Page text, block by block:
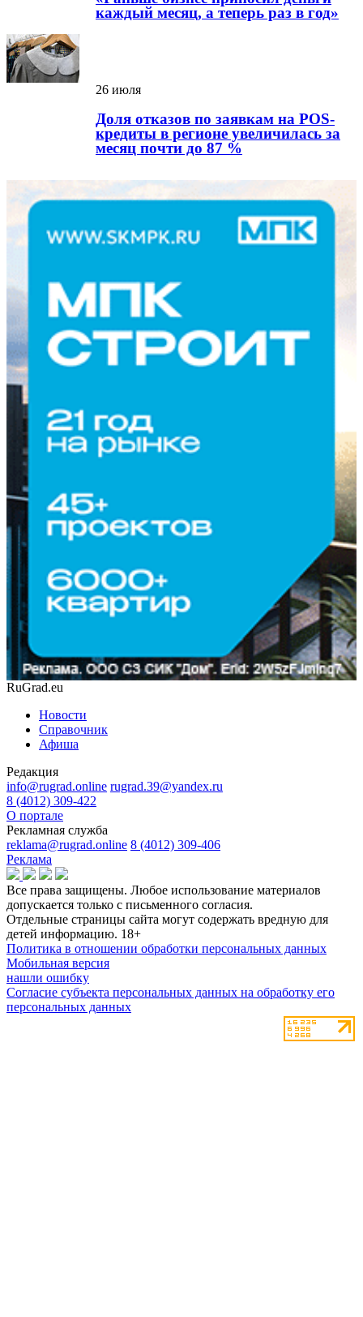
каждый месяц, а теперь раз в год»
26 июля
Доля отказов по заявкам на POS-
кредиты в регионе увеличилась за
месяц почти до 87 %
RuGrad.eu
Новости
Справочник
Афиша
Редакция
info@rugrad.online rugrad.39@yandex.ru
8 (4012) 309-422
О портале
Рекламная служба
reklama@rugrad.online 8 (4012) 309-406
Реклама
Все права защищены. Любое использование материалов
допускается только с письменного согласия.
Отдельные страницы сайта могут содержать вредную для
детей информацию. 18+
Политика в отношении обработки персональных данных
Мобильная версия
нашли ошибку
Согласие субъекта персональных данных на обработку его
персональных данных